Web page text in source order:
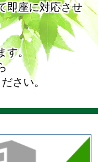
即座に対応させ
す。
さい。